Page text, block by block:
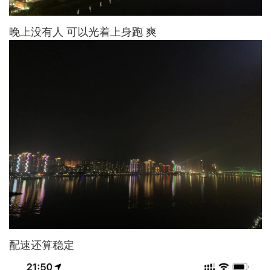
晚上没有人 可以光着上身跑 爽
配速还算稳定